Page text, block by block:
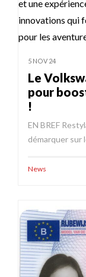
5 NOV 24
Le
pour
!
EN BREF
démarquer sur
News